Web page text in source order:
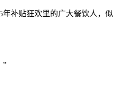
补贴狂欢里的广大餐饮人，似
”